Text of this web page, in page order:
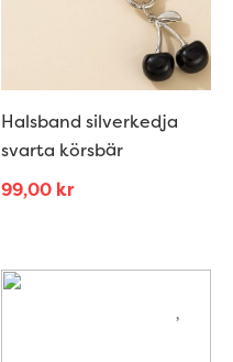
Halsband silverkedja
svarta körsbär
99,00 kr